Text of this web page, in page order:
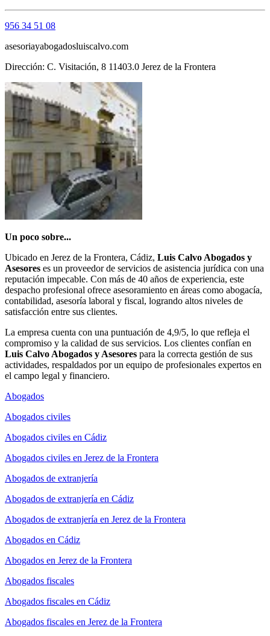
956 34 51 08
asesoriayabogadosluiscalvo.com
Dirección: C. Visitación, 8 11403.0 Jerez de la Frontera
Un poco sobre...
Ubicado en Jerez de la Frontera, Cádiz, Luis Calvo Abogados y
Asesores es un proveedor de servicios de asistencia jurídica con una
reputación impecable. Con más de 40 años de experiencia, este
despacho profesional ofrece asesoramiento en áreas como abogacía,
contabilidad, asesoría laboral y fiscal, logrando altos niveles de
satisfacción entre sus clientes.
La empresa cuenta con una puntuación de 4,9/5, lo que refleja el
compromiso y la calidad de sus servicios. Los clientes confían en
Luis Calvo Abogados y Asesores para la correcta gestión de sus
actividades, respaldados por un equipo de profesionales expertos en
el campo legal y financiero.
Abogados
Abogados civiles
Abogados civiles en Cádiz
Abogados civiles en Jerez de la Frontera
Abogados de extranjería
Abogados de extranjería en Cádiz
Abogados de extranjería en Jerez de la Frontera
Abogados en Cádiz
Abogados en Jerez de la Frontera
Abogados fiscales
Abogados fiscales en Cádiz
Abogados fiscales en Jerez de la Frontera